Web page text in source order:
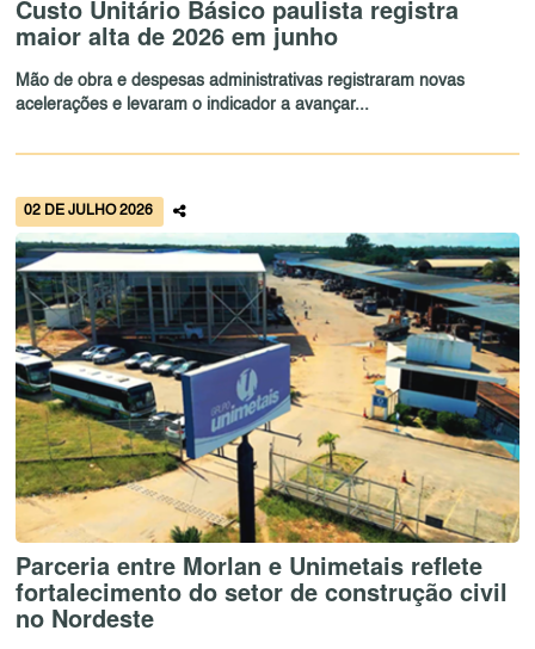
Custo Unitário Básico paulista registra
maior alta de 2026 em junho
Mão de obra e despesas administrativas registraram novas
acelerações e levaram o indicador a avançar...
02 DE JULHO 2026
Parceria entre Morlan e Unimetais reflete
fortalecimento do setor de construção civil
no Nordeste